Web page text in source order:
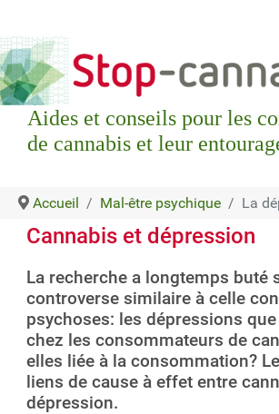
Aides et conseils pour les
de cannabis et leur
Accueil Mal-être psychique La
Cannabis et dépression
La recherche a longtemps buté
controverse similaire à celle
psychoses: les dépressions
chez les consommateurs de
elles liée à la consommation?
liens de cause à effet entre
dépression.